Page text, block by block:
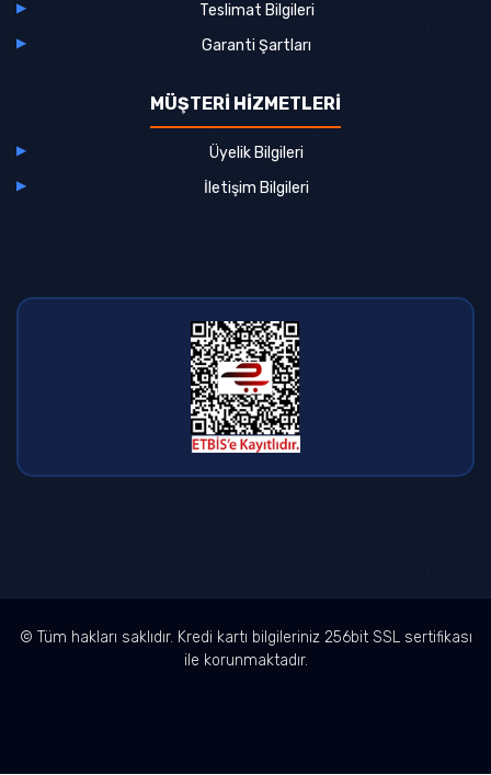
Teslimat Bilgileri
Garanti Şartları
MÜŞTERİ HİZMETLERİ
Üyelik Bilgileri
İletişim Bilgileri
© Tüm hakları saklıdır. Kredi kartı bilgileriniz 256bit SSL sertifikası
ile korunmaktadır.